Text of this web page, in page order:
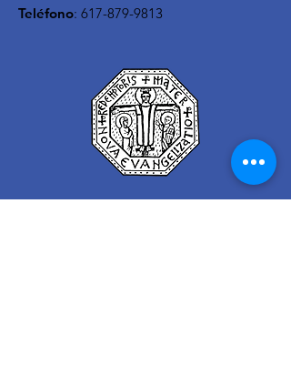
Teléfono: 617-879-9813
Para recibir actualizaciones del